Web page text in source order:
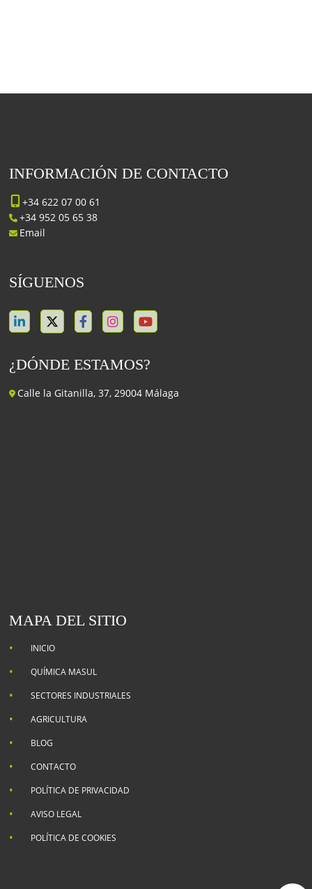
INFORMACIÓN DE CONTACTO
+34 622 07 00 61
+34 952 05 65 38
Email
SÍGUENOS
¿DÓNDE ESTAMOS?
Calle la Gitanilla, 37, 29004 Málaga
MAPA DEL SITIO
INICIO
QUÍMICA MASUL
SECTORES INDUSTRIALES
AGRICULTURA
BLOG
CONTACTO
POLÍTICA DE PRIVACIDAD
AVISO LEGAL
POLÍTICA DE COOKIES